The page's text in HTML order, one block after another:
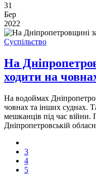
31
Бер
2022
Суспільство
На
ходити на
На водоймах
човнах та інших суднах.
мешканців під час
Дніпропетровській
3
4
5